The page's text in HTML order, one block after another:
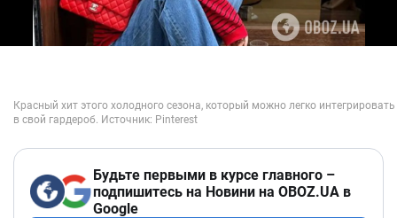
Будьте первыми в курсе главного –
подпишитесь на Новини на OBOZ.UA в
Google